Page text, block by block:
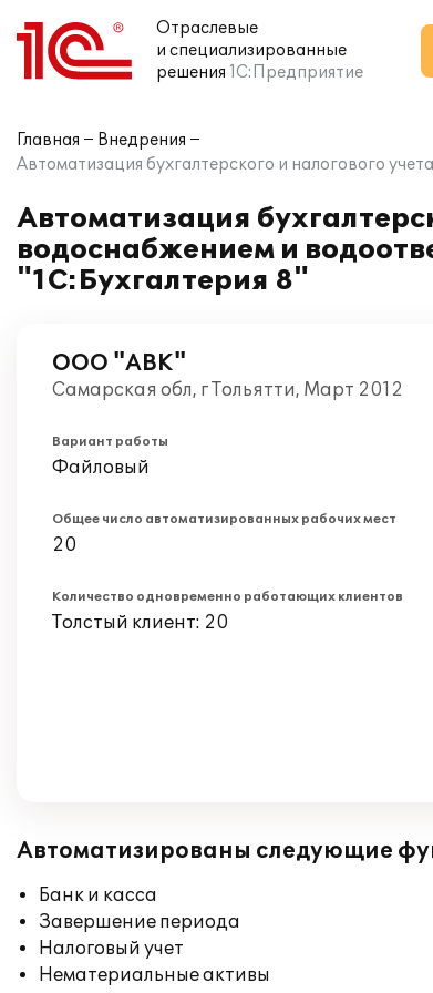
Отраслевые
и специализированные
решения 1С:Предприятие
Главная
Внедрения
Автоматизация бухгалтерского и налогового
Автоматизация
водоснабжением и
"1С:Бухгалтерия 8"
ООО "АВК"
Самарская обл, г Тольятти, Март 2012
Вариант работы
Файловый
Общее число автоматизированных рабочих мест
20
Количество одновременно работающих клиентов
Толстый клиент: 20
Автоматизированы следующие
Банк и касса
Завершение периода
Налоговый учет
Нематериальные активы